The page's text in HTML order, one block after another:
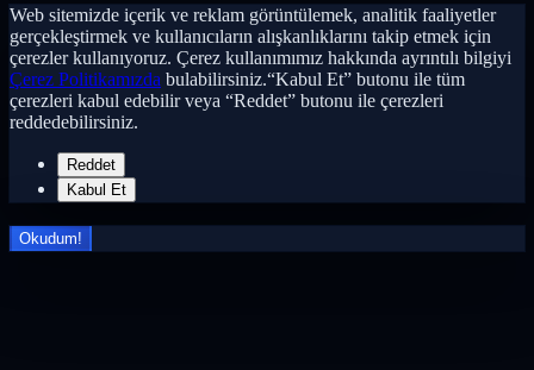
Web sitemizde içerik ve reklam görüntülemek, analitik faaliyetler
gerçekleştirmek ve kullanıcıların alışkanlıklarını takip etmek için
çerezler kullanıyoruz. Çerez kullanımımız hakkında ayrıntılı bilgiyi
Çerez Politikamızda bulabilirsiniz.“Kabul Et” butonu ile tüm
çerezleri kabul edebilir veya “Reddet” butonu ile çerezleri
reddedebilirsiniz.
Reddet
Kabul Et
Okudum!